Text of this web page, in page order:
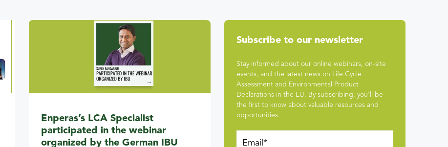
Enperas’s LCA Specialist
participated in the webinar
organized by the German IBU
Subscribe to our newsletter
Stay informed about our online webinars, on-site
events, and the latest news on Life Cycle
Assessment and Environmental Product
Declarations in the EU. By subscribing, you'll be
the first to know about valuable resources and
opportunities.
Email *